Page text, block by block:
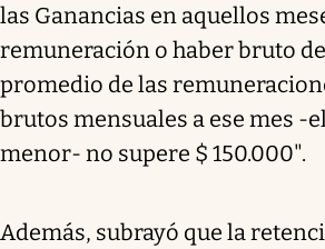
las Ganancias en aquellos
remuneración o haber bruto de
promedio de las
brutos mensuales a ese mes -
menor- no supere $ 150.000".
Además, subrayó que la